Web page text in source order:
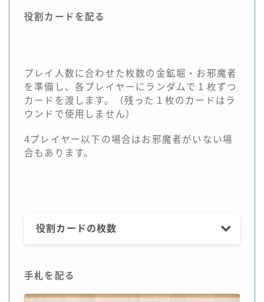
役割カードを配る
プレイ人数に合わせた枚数の金鉱堀・お邪魔者
を準備し、各プレイヤーにランダムで１枚ずつ
カードを渡します。（残った１枚のカードはラ
ウンドで使用しません）
4プレイヤー以下の場合はお邪魔者がいない場
合もあります。
役割カードの枚数
手札を配る